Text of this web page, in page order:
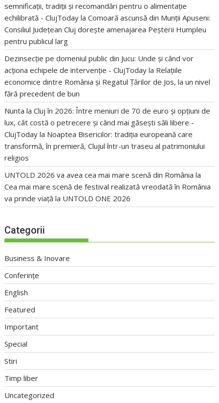
semnificații, tradiții și recomandări pentru o alimentație
echilibrată - ClujToday laComoară ascunsă din Munții Apuseni:
Consiliul Județean Cluj dorește amenajarea Peșterii Humpleu
pentru publicul larg
Dezinsecție pe domeniul public din Jucu: Unde și când vor
acționa echipele de intervenție - ClujToday la Relațiile
economice dintre România și Regatul Țărilor de Jos, la un nivel
fără precedent de bun
Nunta la Cluj în 2026: Între meniuri de 70 de euro și opțiuni de
lux, cât costă o petrecere și când mai găsești săli libere -
ClujToday la Noaptea Bisericilor: tradiția europeană care
transformă, în premieră, Clujul într-un traseu al patrimoniului
religios
UNTOLD 2026 va avea cea mai mare scenă din România la
Cea mai mare scenă de festival realizată vreodată în România
va prinde viață la UNTOLD ONE 2026
Categorii
Business & Inovare
Conferințe
English
Featured
Important
Special
Stiri
Timp liber
Uncategorized